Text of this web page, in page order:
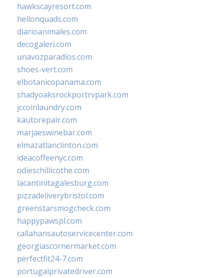
hawkscayresort.com
hellonquads.com
diarioanimales.com
decogaleri.com
unavozparadios.com
shoes-vert.com
elbotanicopanama.com
shadyoaksrockportrvpark.com
jccoinlaundry.com
kautorepair.com
marjaeswinebar.com
elmazatlanclinton.com
ideacoffeenyc.com
odieschillicothe.com
lacantinitagalesburg.com
pizzadeliverybristol.com
greenstarsmogcheck.com
happypawspl.com
callahansautoservicecenter.com
georgiascornermarket.com
perfectfit24-7.com
portugalprivatedriver.com